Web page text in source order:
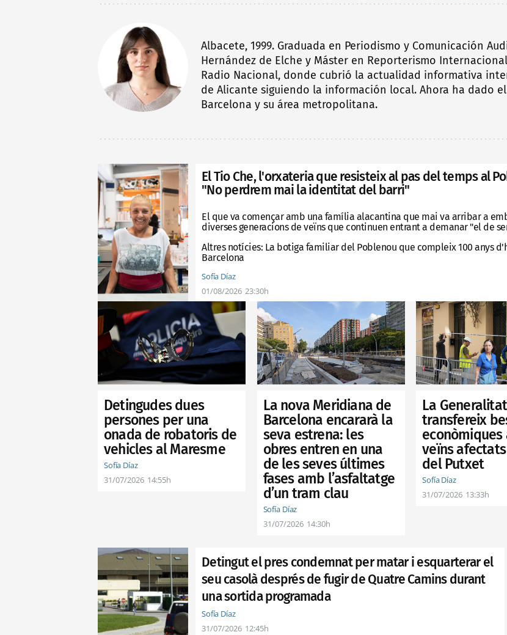
Albacete, 1999. Graduada en Periodismo y Comunicación
Hernández de Elche y Máster en Reporterismo
Radio Nacional, donde cubrió la actualidad informativa
de Alicante siguiendo la información local. Ahora ha dado
Barcelona y su área metropolitana.
El Tio Che, l'orxateria que resisteix al pas del temps al
"No perdrem mai la identitat del barri"
El que va començar amb una família alacantina que mai va arribar a
diverses generacions de veïns que continuen entrant a demanar "el de
Altres notícies: La botiga familiar del Poblenou que compleix 100 anys
Barcelona
Sofía Díaz
01/08/2026 23:30h
Detingudes dues
persones per una
onada de robatoris de
vehicles al Maresme
Sofía Díaz
31/07/2026 14:55h
La nova Meridiana de
Barcelona encararà la
seva estrena: les
obres entren en una
de les seves últimes
fases amb l’asfaltatge
d’un tram clau
Sofía Díaz
31/07/2026 14:30h
La Generalitat
transfereix
econòmiques
veïns
del Putxet
Sofía Díaz
31/07/2026 13:33h
Detingut el pres condemnat per matar i esquarterar el
seu casolà després de fugir de Quatre Camins durant
una sortida programada
Sofía Díaz
31/07/2026 12:45h